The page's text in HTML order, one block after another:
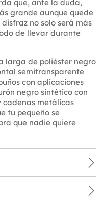
que, ante la duda,
grande aunque quede
no solo será más
de llevar durante
larga de poliéster negro
semitransparente
con aplicaciones
negro sintético con
cadenas metálicas
tu pequeño se
que nadie quiere